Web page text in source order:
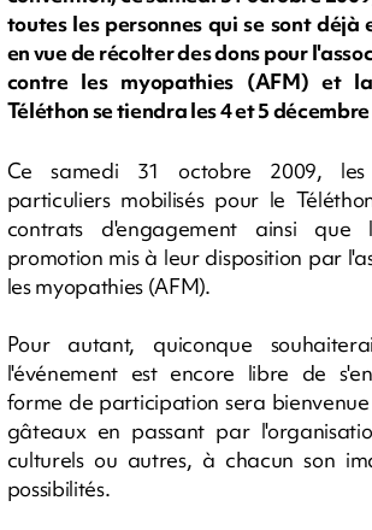
toutes les personnes qui se sont déjà
en vue de récolter des dons pour
contre les myopathies (AFM) et
Téléthon se tiendra les 4 et 5
Ce samedi 31 octobre 2009, les
particuliers mobilisés pour le
contrats d'engagement ainsi
promotion mis à leur disposition par
les myopathies (AFM).
Pour autant, quiconque
l'événement est encore libre de
forme de participation sera
gâteaux en passant par
culturels ou autres, à chacun son
possibilités.